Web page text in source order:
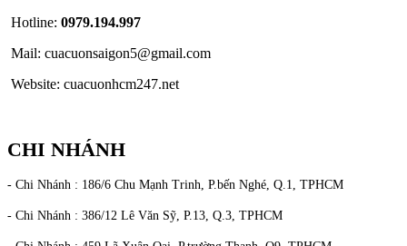
Hotline: 0979.194.997
Mail: cuacuonsaigon5@gmail.com
Website: cuacuonhcm247.net
CHI NHÁNH
- Chi Nhánh : 186/6 Chu Mạnh Trinh, P.bến Nghé, Q.1, TPHCM
- Chi Nhánh : 386/12 Lê Văn Sỹ, P.13, Q.3, TPHCM